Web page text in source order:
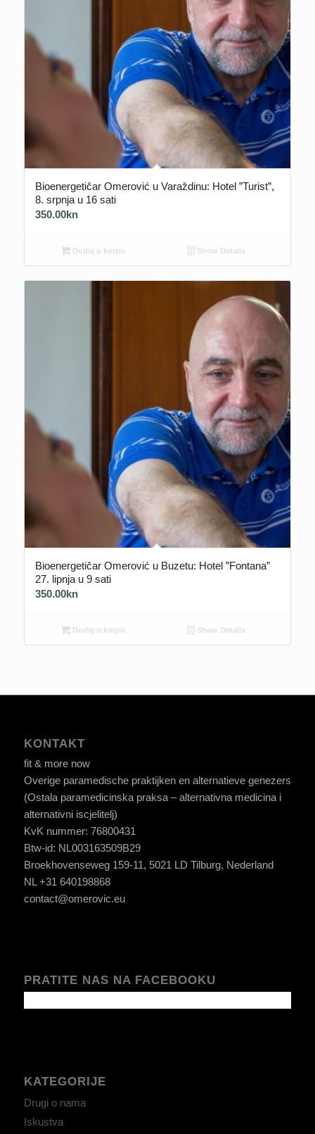
Bioenergetičar Omerović u Varaždinu: Hotel ”Turist”,
8. srpnja u 16 sati
350.00kn
Dodaj u korpu Show Details
Bioenergetičar Omerović u Buzetu: Hotel ”Fontana”
27. lipnja u 9 sati
350.00kn
Dodaj u korpu Show Details
KONTAKT
fit & more now
Overige paramedische praktijken en alternatieve genezers
(Ostala paramedicinska praksa – alternativna medicina i
alternativni iscjelitelj)
KvK nummer: 76800431
Btw-id: NL003163509B29
Broekhovenseweg 159-11, 5021 LD Tilburg, Nederland
NL +31 640198868
contact@omerovic.eu
PRATITE NAS NA FACEBOOKU
KATEGORIJE
Drugi o nama
Iskustva